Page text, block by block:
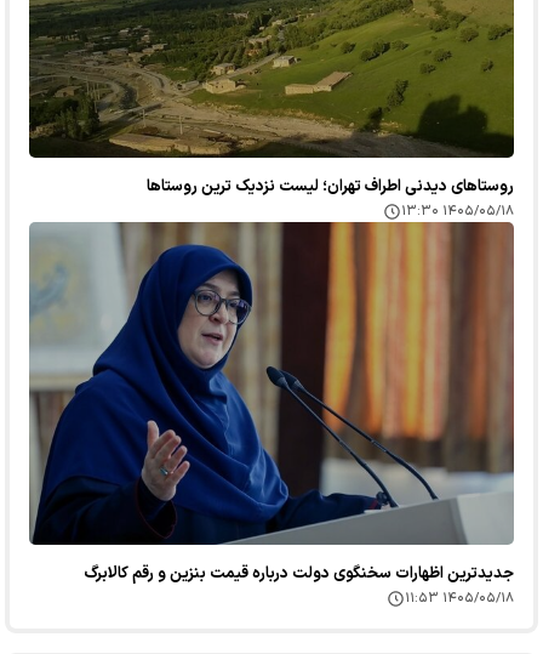
روستاهای دیدنی اطراف تهران؛ لیست نزدیک ترین روستاها
۱۴۰۵/۰۵/۱۸ ۱۳:۳۰
جدیدترین اظهارات سخنگوی دولت درباره قیمت بنزین و رقم کالابرگ
۱۴۰۵/۰۵/۱۸ ۱۱:۵۳